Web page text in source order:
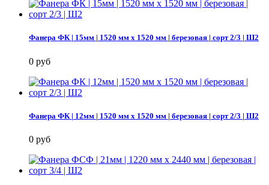
Фанера ФК | 15мм | 1520 мм х 1520 мм | березовая | сорт 2/3 | Ш2
0 руб
Фанера ФК | 12мм | 1520 мм х 1520 мм | березовая | сорт 2/3 | Ш2
0 руб